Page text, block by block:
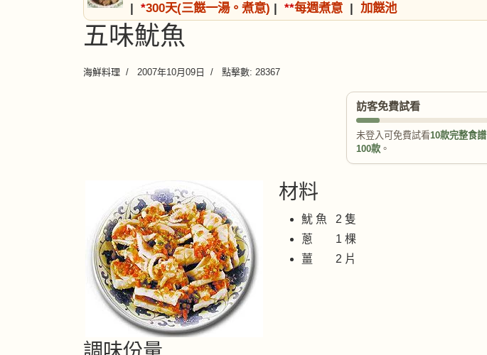
| *300天(三餸一湯。煮意) | **每週煮意 | 加餸池
五味魷魚
海鮮料理 2007年10月09日 點擊數: 28367
訪客免費試看
未登入可免費試看10款完整食譜
100款 。
材料
魷 魚 2 隻
蔥 1 棵
薑 2 片